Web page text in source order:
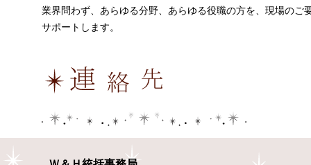
業界問わず、あらゆる分野、あらゆる役職の方を、現場のご
サポートします。